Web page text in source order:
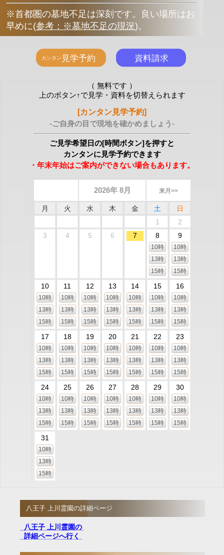
※首都圏の墓地不足は深刻です。良い場所はお
早めに(参考：※墓地不足の現況)。
（ 無料です ）
上のボタン↑で見学・資料を切替えられます
[カンタン見学予約]
-ご自身の目で現地を確かめましょう-
ご見学希望日の[時間ボタン]を押すと
カンタンに見学予約できます
・年末年始はご案内ができない場合もあります。
2026年 8月 来月>>
月 火 水 木 金 土
日
1
2
3
4 5 6 7 8
10時
13時
15時
9
10時
13時
15時
10
10時
13時
15時
11
10時
13時
15時
12
10時
13時
15時
13
10時
13時
15時
14
10時
13時
15時
15
10時
13時
15時
16
10時
13時
15時
17
10時
13時
15時
18
10時
13時
15時
19
10時
13時
15時
20
10時
13時
15時
21
10時
13時
15時
22
10時
13時
15時
23
10時
13時
15時
24
10時
13時
15時
25
10時
13時
15時
26
10時
13時
15時
27
10時
13時
15時
28
10時
13時
15時
29
10時
13時
15時
30
10時
13時
15時
31
10時
13時
15時
八王子 上川霊園の詳細ページ
八王子 上川霊園の
詳細ページへ行く